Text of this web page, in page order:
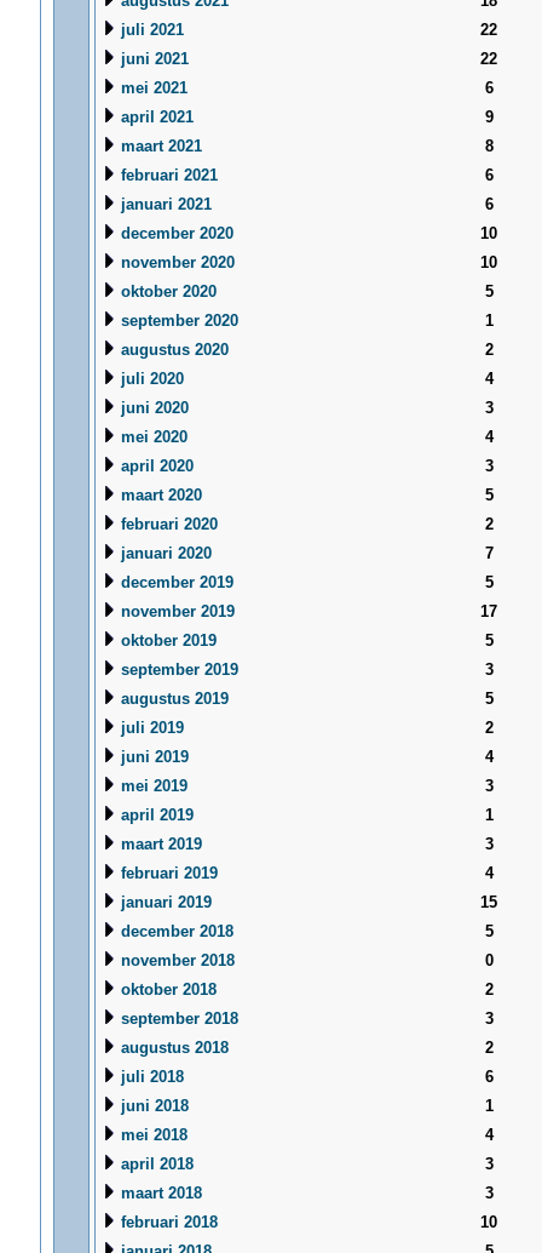
juli 2021
22
juni 2021
22
mei 2021
6
april 2021
9
maart 2021
8
februari 2021
6
januari 2021
6
december 2020
10
november 2020
10
oktober 2020
5
september 2020
1
augustus 2020
2
juli 2020
4
juni 2020
3
mei 2020
4
april 2020
3
maart 2020
5
februari 2020
2
januari 2020
7
december 2019
5
november 2019
17
oktober 2019
5
september 2019
3
augustus 2019
5
juli 2019
2
juni 2019
4
mei 2019
3
april 2019
1
maart 2019
3
februari 2019
4
januari 2019
15
december 2018
5
november 2018
0
oktober 2018
2
september 2018
3
augustus 2018
2
juli 2018
6
juni 2018
1
mei 2018
4
april 2018
3
maart 2018
3
februari 2018
10